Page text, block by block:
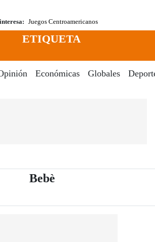
Juegos Centroamericanos
ETIQUETA
Económicas Globales
Bebè- Periódico El Dia